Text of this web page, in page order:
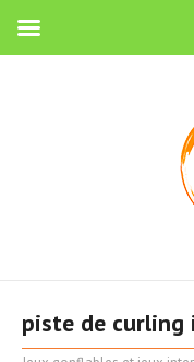
piste de curling